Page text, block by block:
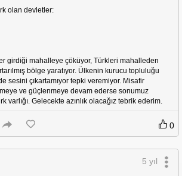
681768/a-turkish-idol-will-not-
judge-rules/
olan devletler:
girdiği mahalleye çöküyor, Türkleri mahalleden
bölge yaratıyor. Ülkenin kurucu topluluğu
sesini çıkartamıyor tepki veremiyor. Misafir
ve güçlenmeye devam ederse sonumuz
varlığı. Gelecekte azınlık olacağız tebrik ederim.
0
5 yıl